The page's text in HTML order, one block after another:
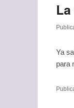
Ya
para